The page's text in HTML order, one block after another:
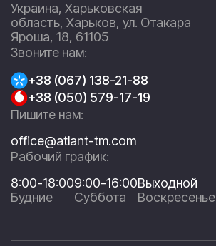
Украина, Харьковская
область, Харьков, ул. Отакара
Яроша, 18, 61105
Звоните нам:
+38 (067) 138-21-88
+38 (050) 579-17-19
Пишите нам:
office@atlant-tm.com
Рабочий график:
8:00-18:00
Будние
9:00-16:00
Суббота
Выходной
Воскресенье